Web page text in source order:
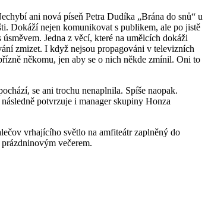
ani nová píseň Petra Dudíka „Brána do snů“ u
Dokáží nejen komunikovat s publikem, ale po jistě
Jedna z věcí, které na umělcích dokáži
zmizet. I když nejsou propagováni v televizních
někomu, jen aby se o nich někde zmínil. Oni to
se ani trochu nenaplnila. Spíše naopak.
potvrzuje i manager skupiny Honza
vrhajícího světlo na amfiteátr zaplněný do
večerem.